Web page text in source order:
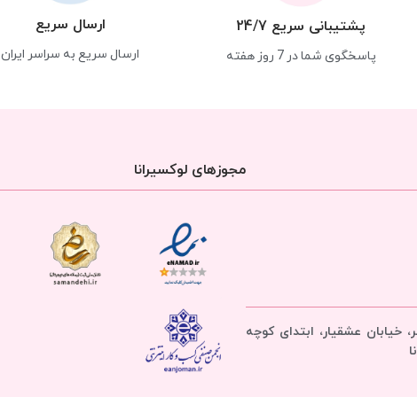
پشتیبانی سریع 24/7
پاسخگوی شما در 7 روز هفته
ارسال سریع
ارسال سریع به سراسر ایران
خیابان عشقیار، ابتدای کوچه
مجوزهای لوکسیرانا